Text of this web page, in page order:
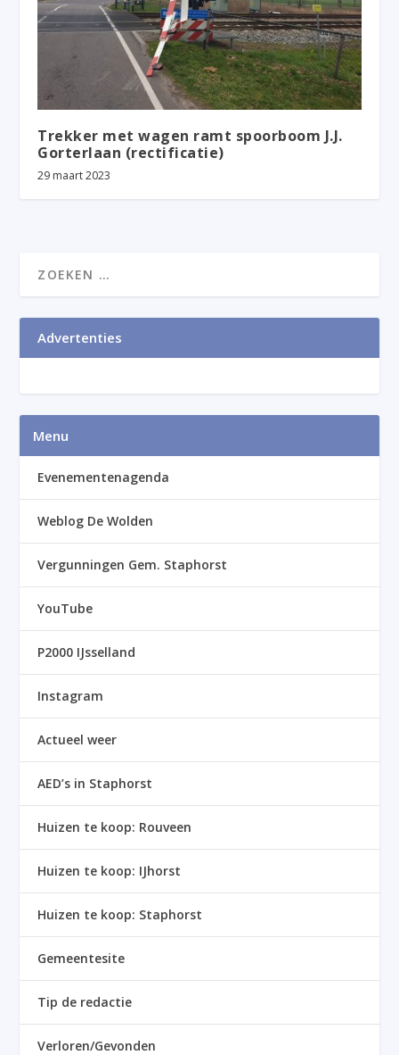
Trekker met wagen ramt spoorboom J.J.
Gorterlaan (rectificatie)
29 maart 2023
Advertenties
Menu
Evenementenagenda
Weblog De Wolden
Vergunningen Gem. Staphorst
YouTube
P2000 IJsselland
Instagram
Actueel weer
AED’s in Staphorst
Huizen te koop: Rouveen
Huizen te koop: IJhorst
Huizen te koop: Staphorst
Gemeentesite
Tip de redactie
Verloren/Gevonden